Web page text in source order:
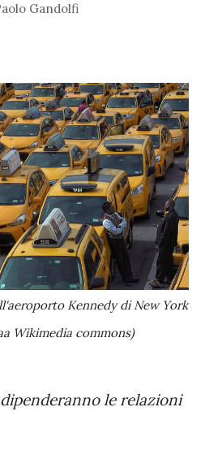
Gandolfi
Kennedy di New York
Wikimedia commons)
le relazioni